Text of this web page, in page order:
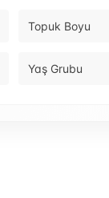
Topuk Boyu
Yaş Grubu